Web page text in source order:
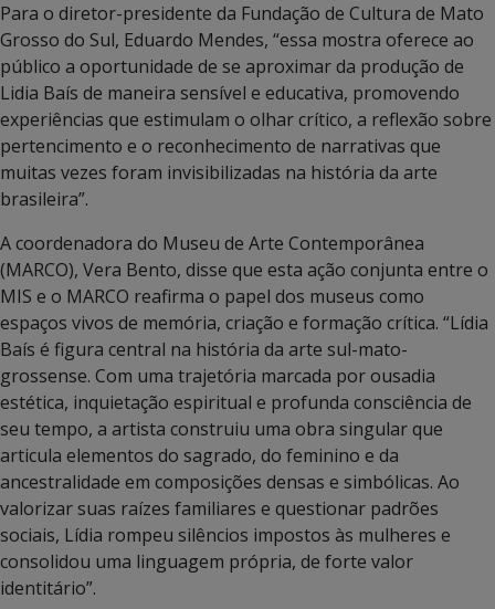
Para o diretor-presidente da Fundação de Cultura de Mato
Grosso do Sul, Eduardo Mendes, “essa mostra oferece ao
público a oportunidade de se aproximar da produção de
Lidia Baís de maneira sensível e educativa, promovendo
experiências que estimulam o olhar crítico, a reflexão sobre
pertencimento e o reconhecimento de narrativas que
muitas vezes foram invisibilizadas na história da arte
brasileira”.
A coordenadora do Museu de Arte Contemporânea
(MARCO), Vera Bento, disse que esta ação conjunta entre o
MIS e o MARCO reafirma o papel dos museus como
espaços vivos de memória, criação e formação crítica. “Lídia
Baís é figura central na história da arte sul-mato-
grossense. Com uma trajetória marcada por ousadia
estética, inquietação espiritual e profunda consciência de
seu tempo, a artista construiu uma obra singular que
articula elementos do sagrado, do feminino e da
ancestralidade em composições densas e simbólicas. Ao
valorizar suas raízes familiares e questionar padrões
sociais, Lídia rompeu silêncios impostos às mulheres e
consolidou uma linguagem própria, de forte valor
identitário”.